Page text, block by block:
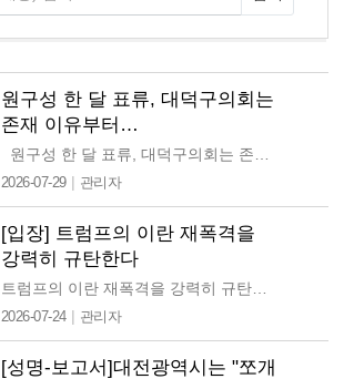
원구성 한 달 표류, 대덕구의회는
존재 이유부터…
2026-07-29| 관리자
[입장] 트럼프의 이란 재폭격을
강력히 규탄한다
트럼프의 이란 재폭격을 강력히 규탄한다 — 권력욕에 사로잡힌 노년의 전쟁광들의 전쟁을 즉각 중단하라 "노인들은 전쟁을 선포한다.…
2026-07-24| 관리자
[성명-보고서]대전광역시는 "쪼개